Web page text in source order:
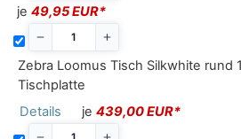
je 49,95 EUR*
Zebra Loomus Tisch Silkwhite rund
Tischplatte
Details
je 439,00 EUR*